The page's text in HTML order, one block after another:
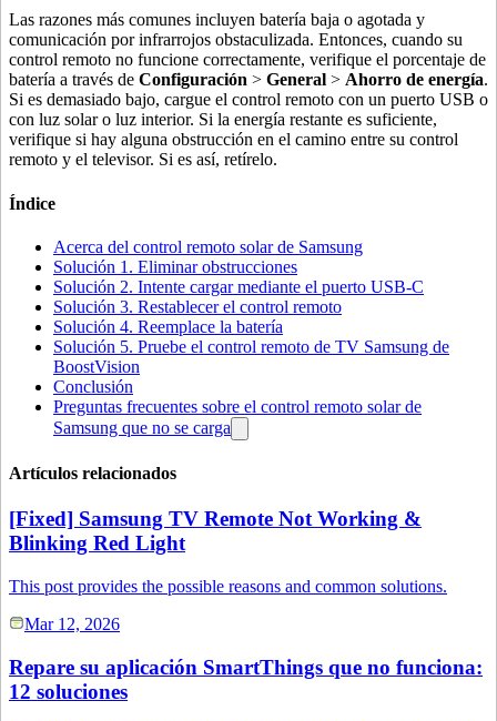
Las razones más comunes incluyen batería baja o agotada y
comunicación por infrarrojos obstaculizada. Entonces, cuando su
control remoto no funcione correctamente, verifique el porcentaje de
batería a través de Configuración > General > Ahorro de energía.
Si es demasiado bajo, cargue el control remoto con un puerto USB o
con luz solar o luz interior. Si la energía restante es suficiente,
verifique si hay alguna obstrucción en el camino entre su control
remoto y el televisor. Si es así, retírelo.
Índice
Acerca del control remoto solar de Samsung
Solución 1. Eliminar obstrucciones
Solución 2. Intente cargar mediante el puerto USB-C
Solución 3. Restablecer el control remoto
Solución 4. Reemplace la batería
Solución 5. Pruebe el control remoto de TV Samsung de
BoostVision
Conclusión
Preguntas frecuentes sobre el control remoto solar de
Samsung que no se carga
Artículos relacionados
[Fixed] Samsung TV Remote Not Working &
Blinking Red Light
This post provides the possible reasons and common solutions.
Mar 12, 2026
Repare su aplicación SmartThings que no funciona:
12 soluciones